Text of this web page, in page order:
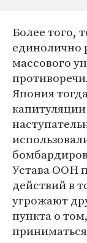
Более того,
единолично
массового
Япония
Устава ООН
действий в
угрожают
пункта о